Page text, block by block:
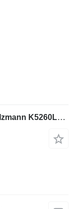
Combinação 5 em 1 para Madeira Holzmann K5260L_230V